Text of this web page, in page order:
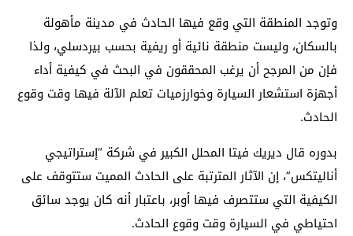
وتوجد المنطقة التي وقع فيها الحادث في مدينة مأهولة
بالسكان، وليست منطقة نائية أو ريفية بحسب بيردسلي، ولذا
فإن من المرجح أن يرغب المحققون في البحث في كيفية أداء
أجهزة استشعار السيارة وخوارزميات تعلم الآلة فيها وقت وقوع
الحادث.
بدوره قال ديريك فيتا المحلل الكبير في شركة “إستراتيجي
أناليتكس”، إن الآثار المترتبة على الحادث المميت ستتوقف على
الكيفية التي ستتصرف فيها أوبر، باعتبار أنه كان يوجد سائق
احتياطي في السيارة وقت وقوع الحادث.